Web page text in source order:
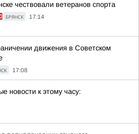
чествовали ветеранов спорта
БРЯНСК 17:14
движения в Советском
17:08
новости к этому часу: